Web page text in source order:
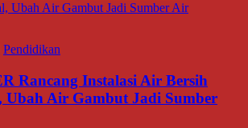
Pendidikan
Rancang Instalasi Air Bersih
Ubah Air Gambut Jadi Sumber